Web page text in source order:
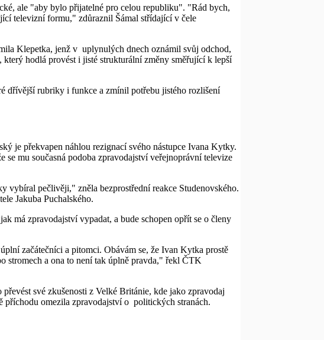
ale "aby bylo přijatelné pro celou republiku". "Rád bych,
televizní formu," zdůraznil Šámal střídající v čele
Klepetka, jenž v uplynulých dnech oznámil svůj odchod,
hodlá provést i jisté strukturální změny směřující k lepší
dřívější rubriky i funkce a zmínil potřebu jistého rozlišení
je překvapen náhlou rezignací svého nástupce Ivana Kytky.
mu současná podoba zpravodajství veřejnoprávní televize
vybíral pečlivěji," zněla bezprostřední reakce Studenovského.
Jakuba Puchalského.
má zpravodajství vypadat, a bude schopen opřít se o členy
začátečníci a pitomci. Obávám se, že Ivan Kytka prostě
stromech a ona to není tak úplně pravda," řekl ČTK
své zkušenosti z Velké Británie, kde jako zpravodaj
příchodu omezila zpravodajství o politických stranách.